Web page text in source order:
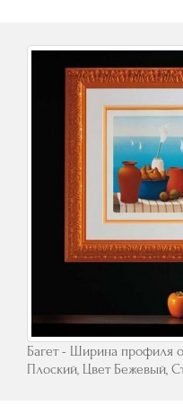
Багет - Ширина профиля
Плоский, Цвет Бежевый,